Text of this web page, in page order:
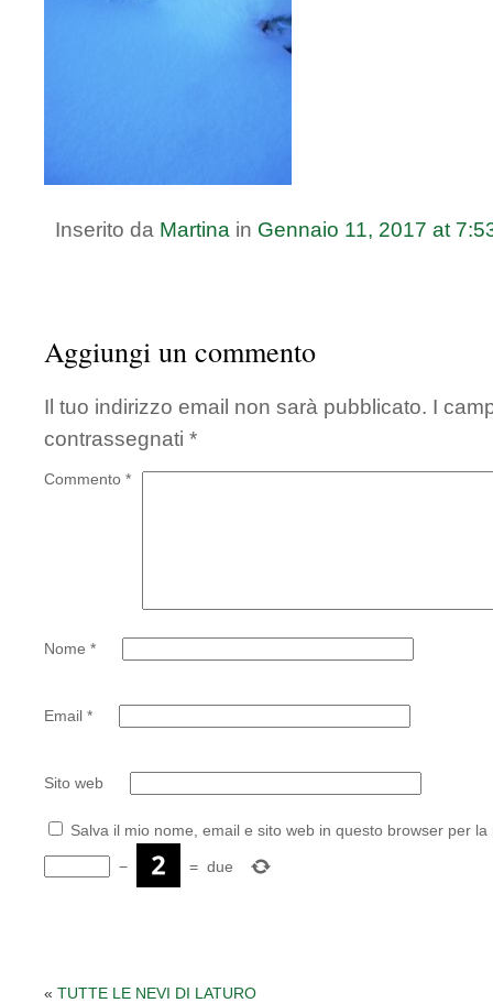
Inserito da Martina in Gennaio 11, 2017 at
Aggiungi un commento
Il tuo indirizzo email non sarà pubblicato. I
contrassegnati *
Commento *
Nome *
Email *
Sito web
Salva il mio nome, email e sito web in questo browser per
− = due
« TUTTE LE NEVI DI LATURO